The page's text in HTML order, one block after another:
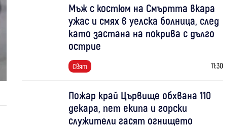
Мъж с костюм на Смъртта вкара
ужас и смях в уелска болница, след
като застана на покрива с дълго
острие
Свят 11:30
Пожар край Цървище обхвана 110
декара, пет екипа и горски
служители гасят огнището